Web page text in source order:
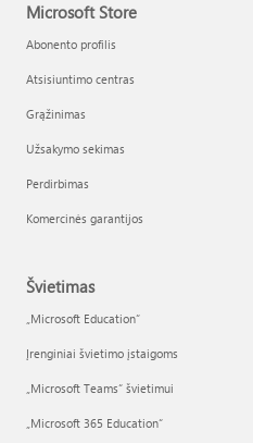
Microsoft Store
Abonento profilis
Atsisiuntimo centras
Grąžinimas
Užsakymo sekimas
Perdirbimas
Komercinės garantijos
Švietimas
„Microsoft Education“
Įrenginiai švietimo įstaigoms
„Microsoft Teams“ švietimui
„Microsoft 365 Education“